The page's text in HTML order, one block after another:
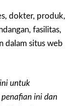
dokter, produk,
fasilitas,
dalam situs web
untuk
ini dan